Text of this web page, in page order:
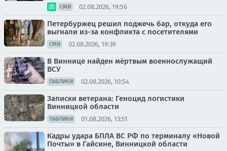
СМИ 02.08.2026, 19:56
Петербуржец решил поджечь бар, откуда его
выгнали из-за конфликта с посетителями
СМИ 02.08.2026, 19:39
В Виннице найден мёртвым военнослужащий
ВСУ
ПАБЛИКИ 02.08.2026, 10:54
Записки ветерана: Геноцид логистики
Винницкой области
ПАБЛИКИ 01.08.2026, 13:51
Кадры удара БПЛА ВС РФ по терминалу «Новой
Почты» в Гайсине, Винницкой области